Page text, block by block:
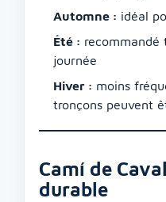
Automne : idéal
Été :
journée
Hiver : moins
tronçons peuvent
Camí de
durable